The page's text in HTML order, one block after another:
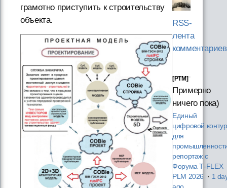
грамотно приступить к строительству
объекта.
RSS-
лента
комментариев
[PTM]
Примерно
ничего пока)
Единый
цифровой контур
для
репортаж с
Форума T‑FLEX
PLM 2026 · 1